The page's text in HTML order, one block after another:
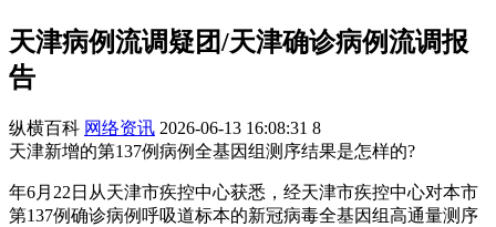
天津病例流调疑团/天津确诊病例流调报
告
纵横百科 网络资讯 2026-06-13 16:08:31 8
天津新增的第137例病例全基因组测序结果是怎样的?
年6月22日从天津市疾控中心获悉，经天津市疾控中心对本市
第137例确诊病例呼吸道标本的新冠病毒全基因组高通量测序